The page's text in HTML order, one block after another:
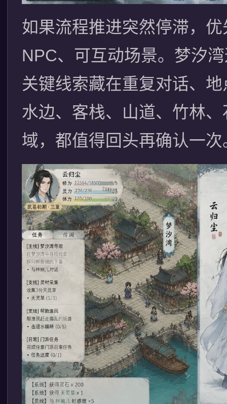
如果流程推进突然停滞，
NPC、可互动场景。梦汐
关键线索藏在重复对话、
水边、客栈、山道、竹林
域，都值得回头再确认一次